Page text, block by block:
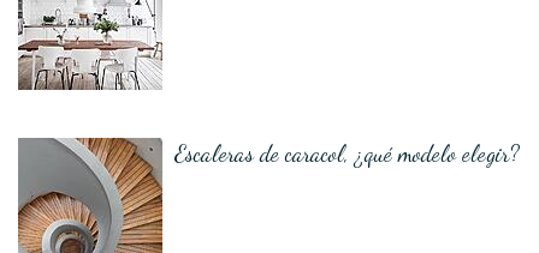
Escaleras de caracol, ¿qué modelo elegir?